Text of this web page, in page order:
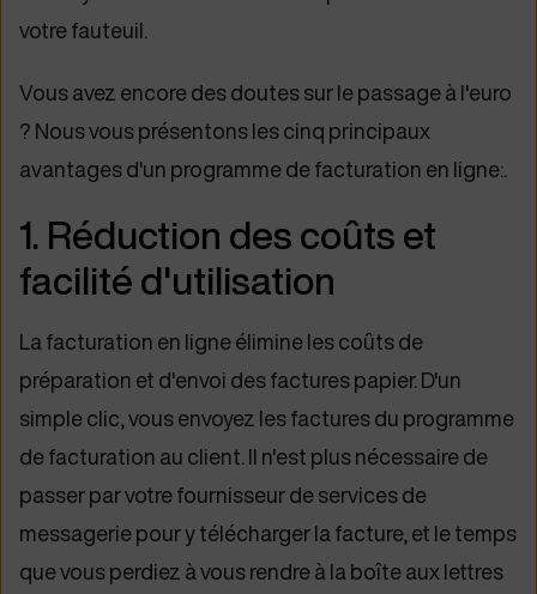
votre fauteuil.
Vous avez encore des doutes sur le passage à l'euro
? Nous vous présentons les cinq principaux
avantages d'un programme de facturation en ligne:.
1. Réduction des coûts et
facilité d'utilisation
La facturation en ligne élimine les coûts de
préparation et d'envoi des factures papier. D'un
simple clic, vous envoyez les factures du programme
de facturation au client. Il n'est plus nécessaire de
passer par votre fournisseur de services de
messagerie pour y télécharger la facture, et le temps
que vous perdiez à vous rendre à la boîte aux lettres